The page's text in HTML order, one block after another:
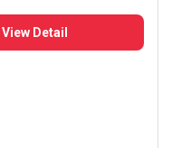
View Detail